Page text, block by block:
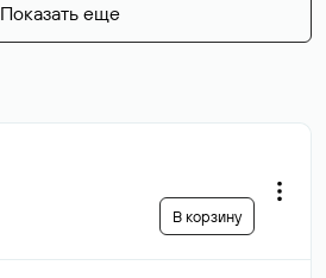
Показать еще
В корзину